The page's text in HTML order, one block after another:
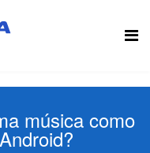
música como